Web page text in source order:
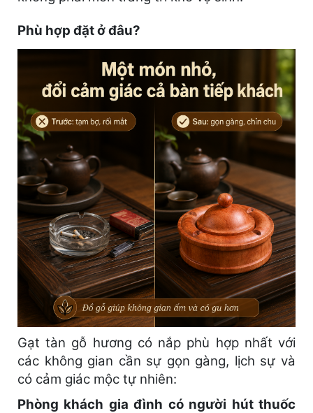
Phù hợp đặt ở đâu?
Gạt tàn gỗ hương có nắp phù hợp nhất với
các không gian cần sự gọn gàng, lịch sự và
có cảm giác mộc tự nhiên:
Phòng khách gia đình có người hút thuốc